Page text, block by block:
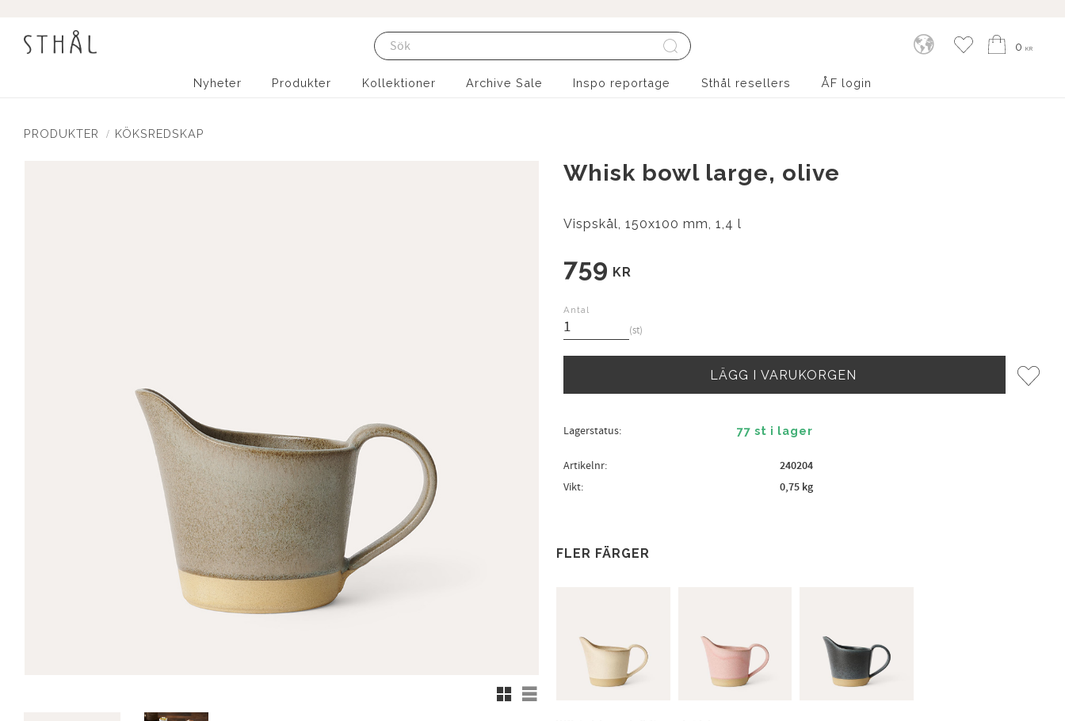
Favoriter
Kundvagn
0 KR
Nyheter Produkter Kollektioner Archive Sale Inspo reportage Sthål resellers ÅF login
PRODUKTER KÖKSREDSKAP
Whisk bowl large, olive
Vispskål, 150x100 mm, 1,4 l
Rutnätsvy
Listvy
759 KR
Antal
st
Lägg
Lagerstatus 77 st i lager
Artikelnr
240204
Vikt
0,75 kg
FLER FÄRGER